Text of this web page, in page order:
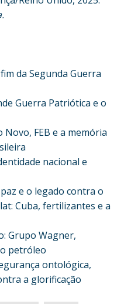
da Segunda Guerra
Guerra Patriótica e o
FEB e a memória
nacional e
e o legado contra o
Cuba, fertilizantes e a
Grupo Wagner,
petróleo
ontológica,
a glorificação